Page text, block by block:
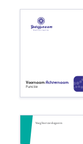
Voornaam Achternaam
Functie
Bedrijfsnaam
Bedrijfs tagline
Voeg hier uw slogan in